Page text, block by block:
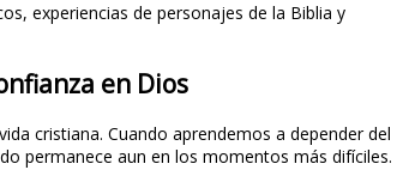
experiencias de personajes de la Biblia y
en Dios
cristiana. Cuando aprendemos a depender del
permanece aun en los momentos más difíciles.